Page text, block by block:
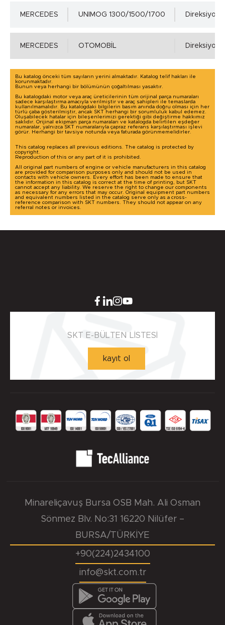
MERCEDES UNIMOG 1300/1500/1700 Direksiyon
MERCEDES OTOMOBİL Direksiyon
Bu katalog önceki tüm sayıların yerini almaktadır. Katalog telif hakları ile
korunmaktadır.
Bunun veya herhangi bir bölümünün çoğaltılması yasaktır.
Bu katalogdaki motor veya araç üreticilerinin tüm orijinal parça numaraları
sadece karşılaştırma amacıyla verilmiştir ve araç sahipleri ile temaslarda
kullanılmamalıdır. Bu katalogdaki bilgilerin basım anında doğru olması için her
türlü çaba gösterilmiştir, ancak SKT herhangi bir sorumluluk kabul edemez.
Oluşabilecek hatalar için bileşenlerimizi gerektiği gibi değiştirme hakkımız
saklıdır. Orijinal ekipman parça numaraları ve katalogda belirtilen eşdeğer
numaralar, yalnızca SKT numaralarıyla çapraz referans karşılaştırması işlevi
görür. Herhangi bir tavsiye notunda veya faturada görünmemelidirler.
This catalog replaces all previous editions. The catalog is protected by
copyright.
Reproduction of this or any part of it is prohibited.
All original part numbers of engine or vehicle manufacturers in this catalog
are provided for comparison purposes only and should not be used in
contacts with vehicle owners. Every effort has been made to ensure that
the information in this catalog is correct at the time of printing, but SKT
cannot accept any liability. We reserve the right to change our components
as necessary for any errors that may occur. Original equipment part numbers
and equivalent numbers listed in the catalog serve only as a cross-
reference comparison with SKT numbers. They should not appear on any
referral notes or invoices.
SKT E-BÜLTEN LİSTESİ
kayıt ol
Minareliçavuş Bursa OSB Mah. Ali Osman
Sönmez Blv. No:31 16220 Nilüfer –
BURSA/TÜRKİYE
+90(224)2434100
info@skt.com.tr